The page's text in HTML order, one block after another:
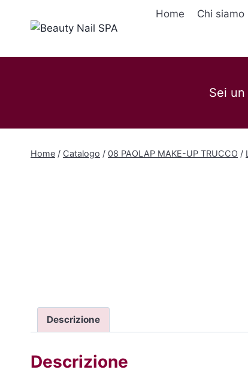
Home Chi siamo
Sei
Home / Catalogo / 08 PAOLAP MAKE-UP TRUCCO /
Descrizione
Descrizione